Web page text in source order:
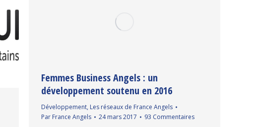
Femmes Business Angels : un
développement soutenu en 2016
Développement, Les réseaux de France Angels
Par France Angels 24 mars 2017 93 Commentaires